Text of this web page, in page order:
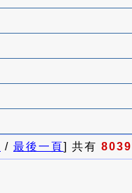
/ 最後一頁] 共有 8039